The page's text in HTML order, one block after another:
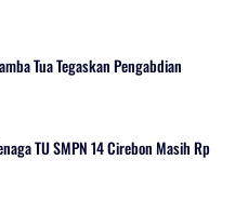
Tua Tegaskan Pengabdian
TU SMPN 14 Cirebon Masih Rp